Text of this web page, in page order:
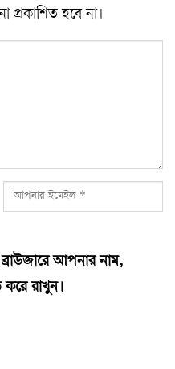
প্রকাশিত হবে না।
আপনার নাম,
রাখুন।